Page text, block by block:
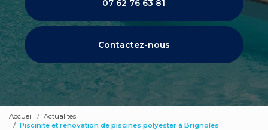
07 62 76 63 81
Contactez-nous
Accueil
Actualités
Piscinite et rénovation de piscines polyester à Brignoles